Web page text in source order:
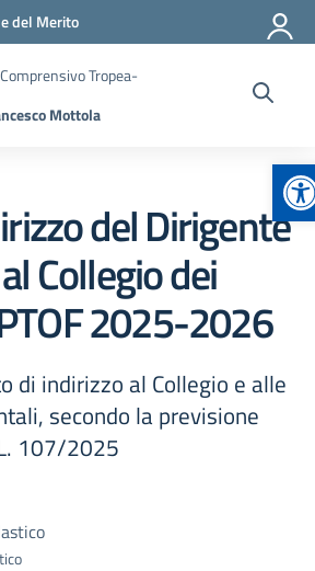
del Merito
Tropea-
Mottola
del Dirigente
Collegio dei
2025-2026
di indirizzo al Collegio e alle
secondo la previsione
107/2025